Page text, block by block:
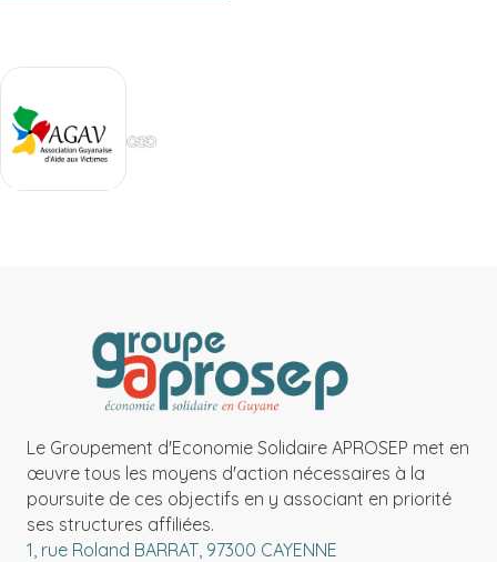
Le Groupement d'Economie Solidaire APROSEP met en
œuvre tous les moyens d'action nécessaires à la
poursuite de ces objectifs en y associant en priorité
ses structures affiliées.
1, rue Roland BARRAT, 97300 CAYENNE